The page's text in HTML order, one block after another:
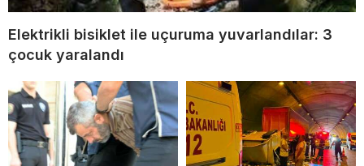
Elektrikli bisiklet ile uçuruma yuvarlandılar: 3
çocuk yaralandı